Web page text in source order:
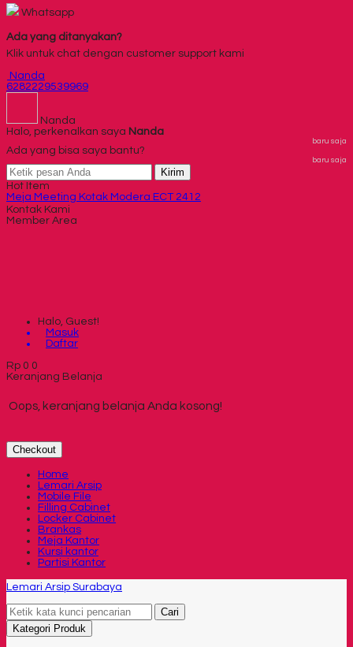
Whatsapp
Ada yang ditanyakan?
Klik untuk chat dengan customer support kami
Nanda
6282229539969
Nanda
Halo, perkenalkan saya Nanda
baru saja
Ada yang bisa saya bantu?
baru saja
Kirim
Hot Item
Meja Meeting Kotak Modera ECT 2412
Spring Bed Central Red Ruby
Rak Sepatu Orbitrend Type RS-8061
Kontak Kami
Member Area
Halo, Guest!
Masuk
Daftar
Rp 0 0
Keranjang Belanja
Oops, keranjang belanja Anda kosong!
Checkout
Home
Lemari Arsip
Mobile File
Filling Cabinet
Locker Cabinet
Brankas
Meja Kantor
Kursi kantor
Partisi Kantor
Lemari Arsip Surabaya
Cari
Kategori Produk